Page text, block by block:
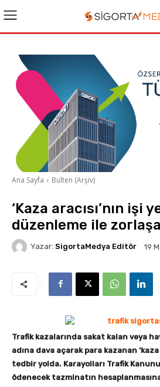
Ana Sayfa Bülten (Arşiv)
‘Kaza aracısı’nın işi
düzenleme ile
Yazar: SigortaMedya Editör 19
Trafik kazalarında sakat kalan veya
adına dava açarak para kazanan ‘kaza
tedbir yolda. Karayolları Trafik
ödenecek tazminatın